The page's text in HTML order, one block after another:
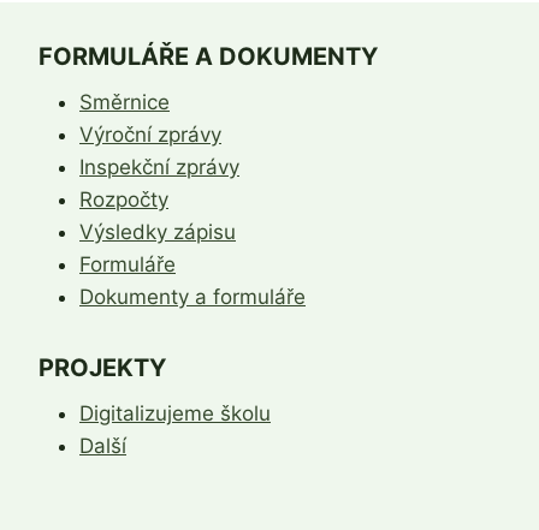
FORMULÁŘE A DOKUMENTY
Směrnice
Výroční zprávy
Inspekční zprávy
Rozpočty
Výsledky zápisu
Formuláře
Dokumenty a formuláře
PROJEKTY
Digitalizujeme školu
Další